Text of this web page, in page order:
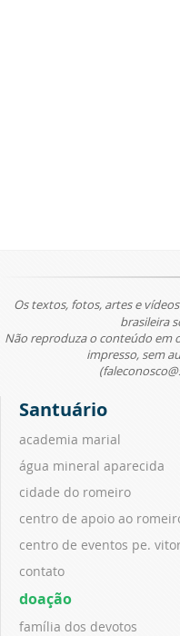
Os textos, fotos, artes e
brasileira
Não reproduza o conteúdo em
impresso, sem
Santuário
academia marial
água mineral aparecida
cidade do romeiro
centro de apoio ao
centro de eventos pe.
contato
doação
família dos devotos